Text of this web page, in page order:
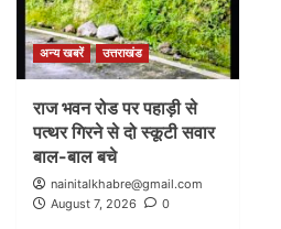
अन्य खबरें उत्तराखंड
राज भवन रोड पर पहाड़ी से
पत्थर गिरने से दो स्कूटी सवार
बाल-बाल बचे
nainitalkhabre@gmail.com
August 7, 2026
0